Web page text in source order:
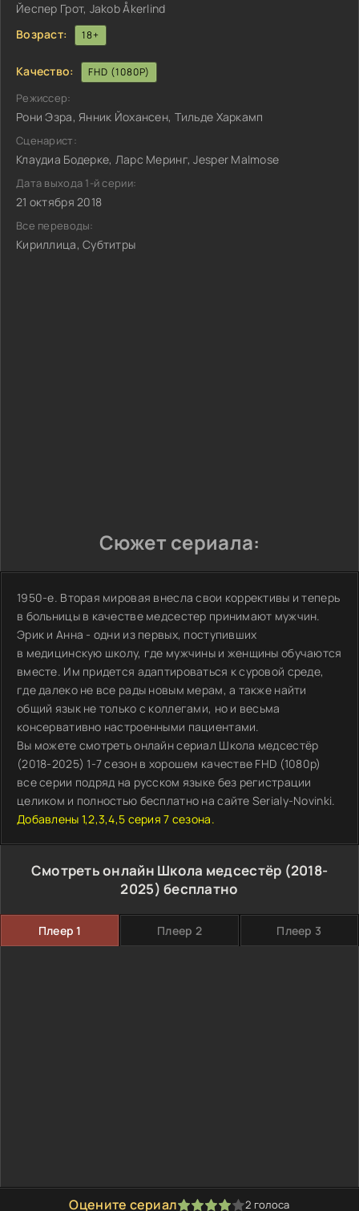
Йеспер Грот, Jakob Åkerlind
Возраст:
18+
Качество: FHD (1080P)
Режиссер:
Рони Эзра, Янник Йохансен, Тильде Харкамп
Сценарист:
Клаудиа Бодерке, Ларс Меринг, Jesper Malmose
Дата выхода 1-й серии:
21 октября 2018
Все переводы:
Кириллица, Субтитры
Сюжет сериала:
1950-е. Вторая мировая внесла свои коррективы и теперь
в больницы в качестве медсестер принимают мужчин.
Эрик и Анна - одни из первых, поступивших
в медицинскую школу, где мужчины и женщины обучаются
вместе. Им придется адаптироваться к суровой среде,
где далеко не все рады новым мерам, а также найти
общий язык не только с коллегами, но и весьма
консервативно настроенными пациентами.
Вы можете смотреть онлайн сериал Школа медсестёр
(2018-2025) 1-7 сезон в хорошем качестве FHD (1080p)
все серии подряд на русском языке без регистрации
целиком и полностью бесплатно на сайте Serialy-Novinki.
Добавлены 1,2,3,4,5 серия 7 сезона.
Смотреть онлайн Школа медсестёр (2018-
2025) бесплатно
Плеер 1 Плеер 2 Плеер 3
Оцените сериал
1 2 3 4 5 2 голоса